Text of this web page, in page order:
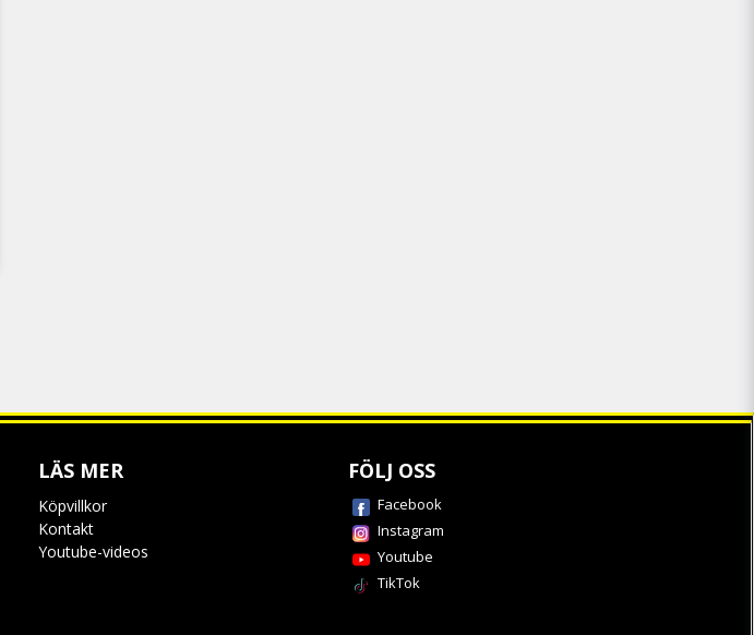
LÄS MER
Köpvillkor
Kontakt
Youtube-videos
FÖLJ OSS
Facebook
Instagram
Youtube
TikTok